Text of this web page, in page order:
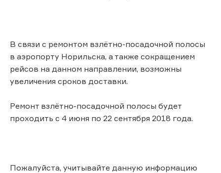
В связи с ремонтом взлётно-посадочной полосы
в аэропорту Норильска, а также сокращением
рейсов на данном направлении, возможны
увеличения сроков доставки.
Ремонт взлётно-посадочной полосы будет
проходить с 4 июня по 22 сентября 2018 года.
Пожалуйста, учитывайте данную информацию